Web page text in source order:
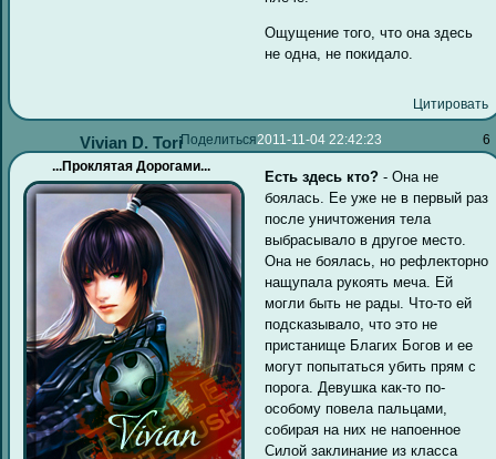
Ощущение того, что она здесь
не одна, не покидало.
Цитировать
Поделиться 6
2011-11-04 22:42:23
Vivian D. Tori
...Проклятая Дорогами...
Есть здесь кто? - Она не
боялась. Ее уже не в первый раз
после уничтожения тела
выбрасывало в другое место.
Она не боялась, но рефлекторно
нащупала рукоять меча. Ей
могли быть не рады. Что-то ей
подсказывало, что это не
пристанище Благих Богов и ее
могут попытаться убить прям с
порога. Девушка как-то по-
особому повела пальцами,
собирая на них не напоенное
Силой заклинание из класса